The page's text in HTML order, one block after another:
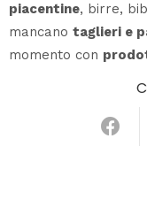
piacentine, birre,
mancano taglieri e
momento con